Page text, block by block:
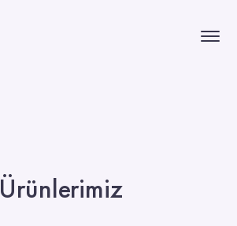
Ürünlerimiz